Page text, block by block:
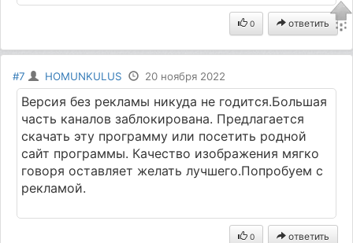
0 ответить
#7 HOMUNKULUS 20 ноября 2022
Версия без рекламы никуда не годится.Большая
часть каналов заблокирована. Предлагается
скачать эту программу или посетить родной
сайт программы. Качество изображения мягко
говоря оставляет желать лучшего.Попробуем с
рекламой.
0 ответить